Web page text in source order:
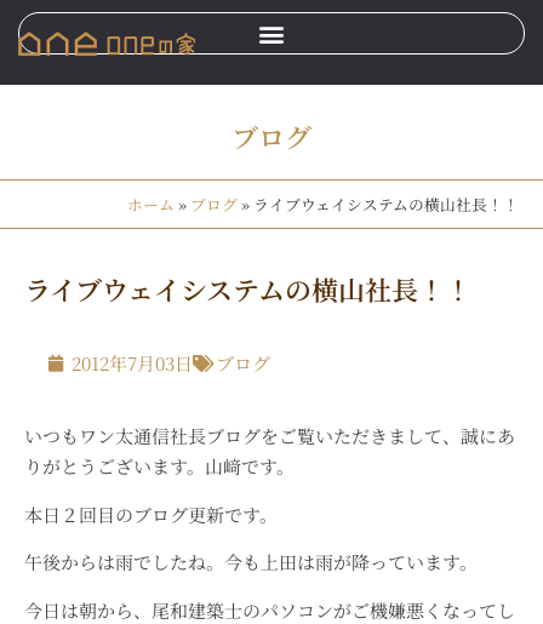
ブログ
ホーム » ブログ» ライブウェイシステムの横山社長！！
ライブウェイシステムの横山社長！！
2012年7月03日 ブログ
いつもワン太通信社長ブログをご覧いただきまして、誠にあ
りがとうございます。山﨑です。
本日２回目のブログ更新です。
午後からは雨でしたね。今も上田は雨が降っています。
今日は朝から、尾和建築士のパソコンがご機嫌悪くなってし